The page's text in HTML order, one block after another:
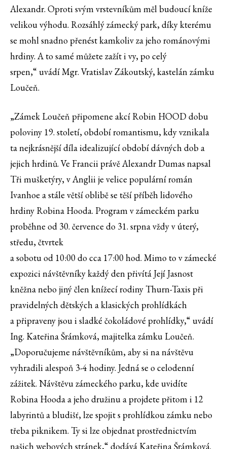
Alexandr. Oproti svým vrstevníkům měl budoucí kníže
velikou výhodu. Rozsáhlý zámecký park, díky kterému
se mohl snadno přenést kamkoliv za jeho románovými
hrdiny. A to samé můžete zažít i vy, po celý
srpen,“ uvádí Mgr. Vratislav Zákoutský, kastelán zámku
Loučeň.
„Zámek Loučeň připomene akcí Robin HOOD dobu
poloviny 19. století, období romantismu, kdy vznikala
ta nejkrásnější díla idealizující období dávných dob a
jejich hrdinů. Ve Francii právě Alexandr Dumas napsal
Tři mušketýry, v Anglii je velice populární román
Ivanhoe a stále větší oblibě se těší příběh lidového
hrdiny Robina Hooda. Program v zámeckém parku
proběhne od 30. července do 31. srpna vždy v úterý,
středu, čtvrtek
a sobotu od 10:00 do cca 17:00 hod. Mimo to v zámecké
expozici návštěvníky každý den přivítá Její Jasnost
kněžna nebo jiný člen knížecí rodiny Thurn-Taxis při
pravidelných dětských a klasických prohlídkách
a připraveny jsou i sladké čokoládové prohlídky,“ uvádí
Ing. Kateřina Šrámková, majitelka zámku Loučeň.
„Doporučujeme návštěvníkům, aby si na návštěvu
vyhradili alespoň 3-4 hodiny. Jedná se o celodenní
zážitek. Návštěvu zámeckého parku, kde uvidíte
Robina Hooda a jeho družinu a projdete přitom i 12
labyrintů a bludišť, lze spojit s prohlídkou zámku nebo
třeba piknikem. Ty si lze objednat prostřednictvím
našich webových stránek,“ dodává Kateřina Šrámková.